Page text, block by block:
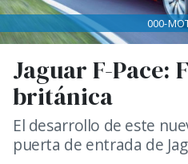
Jaguar F-Pace:
británica
El desarrollo de este
puerta de entrada de
000-